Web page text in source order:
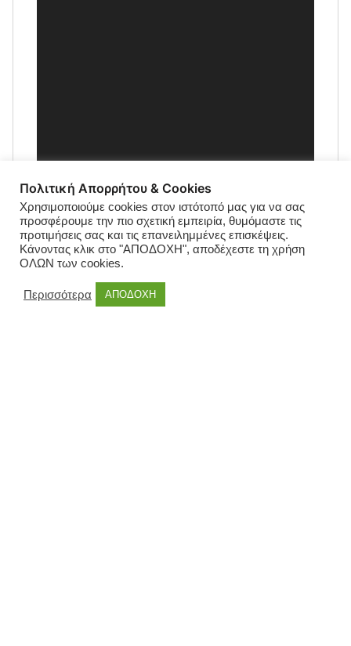
Πολιτική Απορρήτου & Cookies
Χρησιμοποιούμε cookies στον ιστότοπό μας για να σας
προσφέρουμε την πιο σχετική εμπειρία, θυμόμαστε τις
προτιμήσεις σας και τις επανειλημμένες επισκέψεις.
Κάνοντας κλικ στο "ΑΠΟΔΟΧΗ", αποδέχεστε τη χρήση
ΟΛΩΝ των cookies.
Περισσότερα ΑΠΟΔΟΧΗ